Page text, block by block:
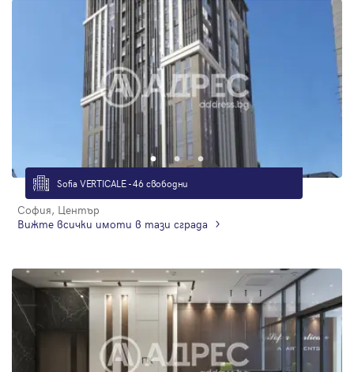
Sofia VERTICALE - 46 свободни
София, Център
Вижте всички имоти в тази сграда